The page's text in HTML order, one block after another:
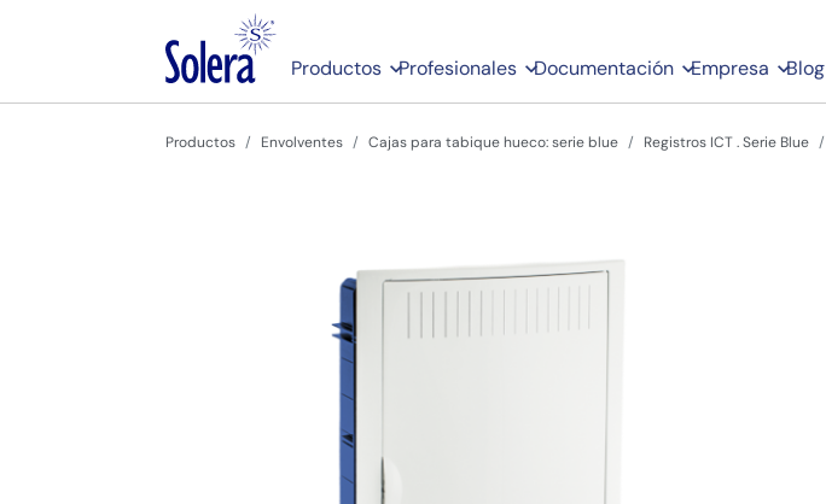
Productos Profesionales Documentación Empresa Blog
Productos Envolventes Cajas para tabique hueco: serie blue Registros ICT . Serie Blue